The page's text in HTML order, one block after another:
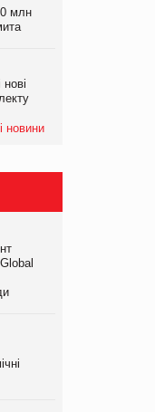
млн
новини
6,9
6,9